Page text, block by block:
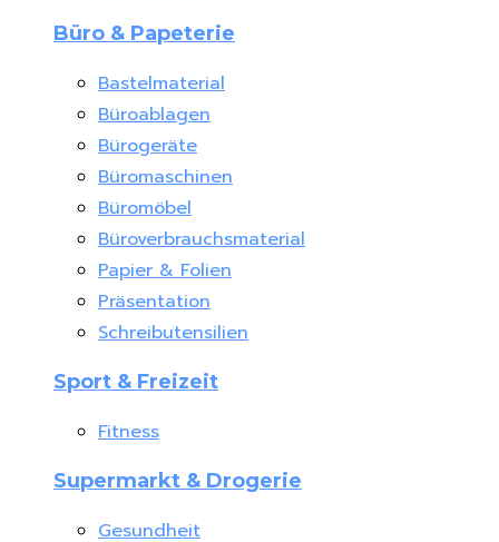
Büro & Papeterie
Bastelmaterial
Büroablagen
Bürogeräte
Büromaschinen
Büromöbel
Büroverbrauchsmaterial
Papier & Folien
Präsentation
Schreibutensilien
Sport & Freizeit
Fitness
Supermarkt & Drogerie
Gesundheit